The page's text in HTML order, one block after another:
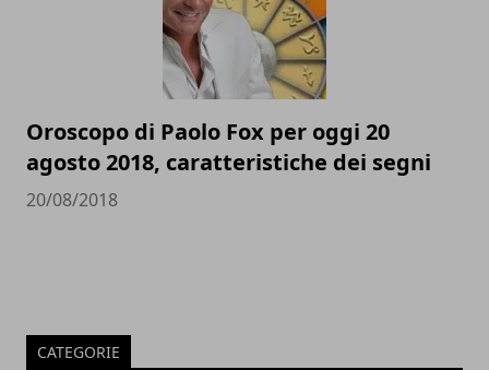
Oroscopo di Paolo Fox per oggi 20
agosto 2018, caratteristiche dei segni
20/08/2018
CATEGORIE